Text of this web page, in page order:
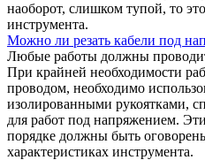
наоборот, слишком тупой, то
инструмента.
Можно ли резать кабели под
Любые работы должны
При крайней необходимости
проводом, необходимо
изолированными рукоятками,
для работ под напряжением.
порядке должны быть
характеристиках инструмента.